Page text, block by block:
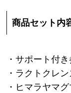
商品セット内
・サポート付
・ラクトクレ
・ヒマラヤマ